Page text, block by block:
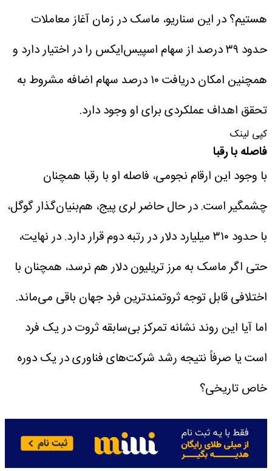
هستیم؟در این سناریو، ماسک در زمان آغاز معاملات
حدود ۳۹ درصد از سهام اسپیس‌ایکس را در اختیار دارد و
همچنین امکان دریافت ۱۰ درصد سهام اضافه مشروط به
تحقق اهداف عملکردی برای او وجود دارد.
کپی لینک
فاصله با رقبا
با وجود این ارقام نجومی، فاصله او با رقبا همچنان
چشمگیر است. در حال حاضر لری پیج، هم‌بنیان‌گذار گوگل،
با حدود ۳۱۰ میلیارد دلار در رتبه دوم قرار دارد.
در نهایت،
حتی اگر ماسک به مرز تریلیون دلار هم نرسد، همچنان با
اختلافی قابل توجه ثروتمندترین فرد جهان باقی می‌ماند.
اما آیا این روند نشانه تمرکز بی‌سابقه ثروت در یک فرد
است یا صرفاً نتیجه رشد شرکت‌های فناوری در یک دوره
خاص تاریخی؟